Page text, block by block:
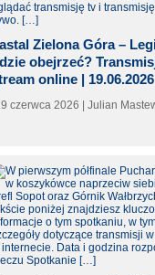
Zielona Góra –
obejrzeć?
online | 19.06.2026
czerwca 2026 | Julian